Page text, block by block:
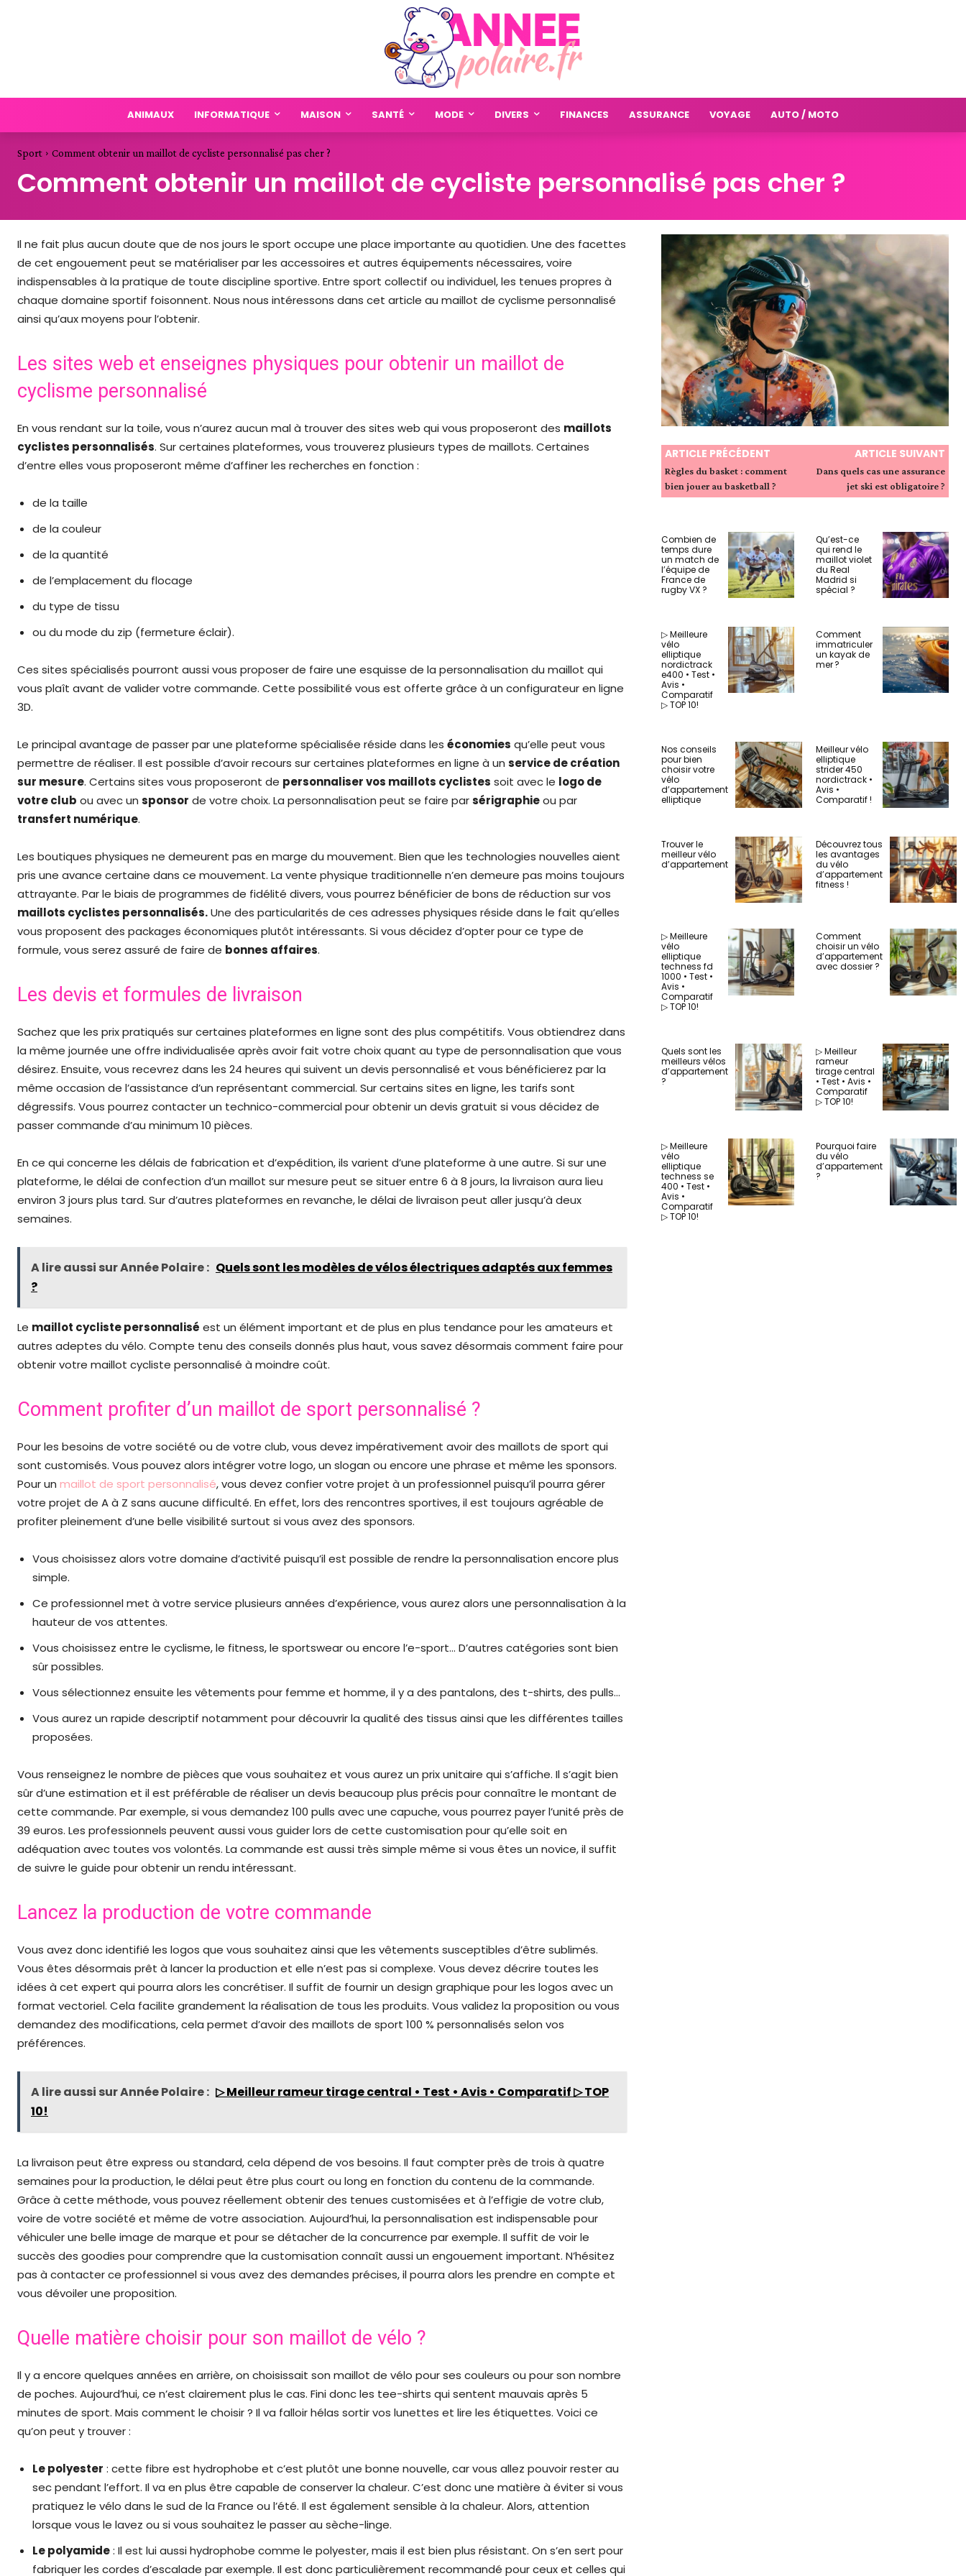
ANIMAUX INFORMATIQUE MAISON SANTÉ MODE DIVERS FINANCES ASSURANCE VOYAGE AUTO / MOTO
Sport Comment obtenir un maillot de cycliste personnalisé pas cher ?
Comment obtenir un maillot de cycliste personnalisé pas cher ?
Il ne fait plus aucun doute que de nos jours le sport occupe une place importante au quotidien. Une des facettes
de cet engouement peut se matérialiser par les accessoires et autres équipements nécessaires, voire
indispensables à la pratique de toute discipline sportive. Entre sport collectif ou individuel, les tenues propres à
chaque domaine sportif foisonnent. Nous nous intéressons dans cet article au maillot de cyclisme personnalisé
ainsi qu’aux moyens pour l’obtenir.
Les sites web et enseignes physiques pour obtenir un maillot de
cyclisme personnalisé
En vous rendant sur la toile, vous n’aurez aucun mal à trouver des sites web qui vous proposeront des maillots
cyclistes personnalisés. Sur certaines plateformes, vous trouverez plusieurs types de maillots. Certaines
d’entre elles vous proposeront même d’affiner les recherches en fonction :
de la taille
de la couleur
de la quantité
de l’emplacement du flocage
du type de tissu
ou du mode du zip (fermeture éclair).
Ces sites spécialisés pourront aussi vous proposer de faire une esquisse de la personnalisation du maillot qui
vous plaît avant de valider votre commande. Cette possibilité vous est offerte grâce à un configurateur en ligne
3D.
Le principal avantage de passer par une plateforme spécialisée réside dans les économies qu’elle peut vous
permettre de réaliser. Il est possible d’avoir recours sur certaines plateformes en ligne à un service de création
sur mesure. Certains sites vous proposeront de personnaliser vos maillots cyclistes soit avec le logo de
votre club ou avec un sponsor de votre choix. La personnalisation peut se faire parsérigraphieou par
transfert numérique.
Les boutiques physiques ne demeurent pas en marge du mouvement. Bien que les technologies nouvelles aient
pris une avance certaine dans ce mouvement. La vente physique traditionnelle n’en demeure pas moins toujours
attrayante. Par le biais de programmes de fidélité divers, vous pourrez bénéficier de bons de réduction sur vos
maillots cyclistes personnalisés.Une des particularités de ces adresses physiques réside dans le fait qu’elles
vous proposent des packages économiques plutôt intéressants. Si vous décidez d’opter pour ce type de
formule, vous serez assuré de faire de bonnes affaires.
Les devis et formules de livraison
Sachez que les prix pratiqués sur certaines plateformes en ligne sont des plus compétitifs. Vous obtiendrez dans
la même journée une offre individualisée après avoir fait votre choix quant au type de personnalisation que vous
désirez. Ensuite, vous recevrez dans les 24 heures qui suivent un devis personnalisé et vous bénéficierez par la
même occasion de l’assistance d’un représentant commercial. Sur certains sites en ligne, les tarifs sont
dégressifs. Vous pourrez contacter un technico-commercial pour obtenir un devis gratuit si vous décidez de
passer commande d’au minimum 10 pièces.
En ce qui concerne les délais de fabrication et d’expédition, ils varient d’une plateforme à une autre. Si sur une
plateforme, le délai de confection d’un maillot sur mesure peut se situer entre 6 à 8 jours, la livraison aura lieu
environ 3 jours plus tard. Sur d’autres plateformes en revanche, le délai de livraison peut aller jusqu’à deux
semaines.
A lire aussi sur Année Polaire : Quels sont les modèles de vélos électriques adaptés aux femmes
?
Le maillot cycliste personnalisé est un élément important et de plus en plus tendance pour les amateurs et
autres adeptes du vélo. Compte tenu des conseils donnés plus haut, vous savez désormais comment faire pour
obtenir votre maillot cycliste personnalisé à moindre coût.
Comment profiter d’un maillot de sport personnalisé ?
Pour les besoins de votre société ou de votre club, vous devez impérativement avoir des maillots de sport qui
sont customisés. Vous pouvez alors intégrer votre logo, un slogan ou encore une phrase et même les sponsors.
Pour un maillot de sport personnalisé, vous devez confier votre projet à un professionnel puisqu’il pourra gérer
votre projet de A à Z sans aucune difficulté. En effet, lors des rencontres sportives, il est toujours agréable de
profiter pleinement d’une belle visibilité surtout si vous avez des sponsors.
Vous choisissez alors votre domaine d’activité puisqu’il est possible de rendre la personnalisation encore plus
simple.
Ce professionnel met à votre service plusieurs années d’expérience, vous aurez alors une personnalisation à la
hauteur de vos attentes.
Vous choisissez entre le cyclisme, le fitness, le sportswear ou encore l’e-sport… D’autres catégories sont bien
sûr possibles.
Vous sélectionnez ensuite les vêtements pour femme et homme, il y a des pantalons, des t-shirts, des pulls…
Vous aurez un rapide descriptif notamment pour découvrir la qualité des tissus ainsi que les différentes tailles
proposées.
Vous renseignez le nombre de pièces que vous souhaitez et vous aurez un prix unitaire qui s’affiche. Il s’agit bien
sûr d’une estimation et il est préférable de réaliser un devis beaucoup plus précis pour connaître le montant de
cette commande. Par exemple, si vous demandez 100 pulls avec une capuche, vous pourrez payer l’unité près de
39 euros. Les professionnels peuvent aussi vous guider lors de cette customisation pour qu’elle soit en
adéquation avec toutes vos volontés. La commande est aussi très simple même si vous êtes un novice, il suffit
de suivre le guide pour obtenir un rendu intéressant.
Lancez la production de votre commande
Vous avez donc identifié les logos que vous souhaitez ainsi que les vêtements susceptibles d’être sublimés.
Vous êtes désormais prêt à lancer la production et elle n’est pas si complexe. Vous devez décrire toutes les
idées à cet expert qui pourra alors les concrétiser. Il suffit de fournir un design graphique pour les logos avec un
format vectoriel. Cela facilite grandement la réalisation de tous les produits. Vous validez la proposition ou vous
demandez des modifications, cela permet d’avoir des maillots de sport 100 % personnalisés selon vos
préférences.
A lire aussi sur Année Polaire : ▷ Meilleur rameur tirage central • Test • Avis • Comparatif ▷ TOP
10!
La livraison peut être express ou standard, cela dépend de vos besoins. Il faut compter près de trois à quatre
semaines pour la production, le délai peut être plus court ou long en fonction du contenu de la commande.
Grâce à cette méthode, vous pouvez réellement obtenir des tenues customisées et à l’effigie de votre club,
voire de votre société et même de votre association. Aujourd’hui, la personnalisation est indispensable pour
véhiculer une belle image de marque et pour se détacher de la concurrence par exemple. Il suffit de voir le
succès des goodies pour comprendre que la customisation connaît aussi un engouement important. N’hésitez
pas à contacter ce professionnel si vous avez des demandes précises, il pourra alors les prendre en compte et
vous dévoiler une proposition.
Quelle matière choisir pour son maillot de vélo ?
Il y a encore quelques années en arrière, on choisissait son maillot de vélo pour ses couleurs ou pour son nombre
de poches. Aujourd’hui, ce n’est clairement plus le cas. Fini donc les tee-shirts qui sentent mauvais après 5
minutes de sport. Mais comment le choisir ? Il va falloir hélas sortir vos lunettes et lire les étiquettes. Voici ce
qu’on peut y trouver :
Le polyester : cette fibre est hydrophobe et c’est plutôt une bonne nouvelle, car vous allez pouvoir rester au
sec pendant l’effort. Il va en plus être capable de conserver la chaleur. C’est donc une matière à éviter si vous
pratiquez le vélo dans le sud de la France ou l’été. Il est également sensible à la chaleur. Alors, attention
lorsque vous le lavez ou si vous souhaitez le passer au sèche-linge.
Le polyamide: Il est lui aussi hydrophobe comme le polyester, mais il est bien plus résistant. On s’en sert pour
fabriquer les cordes d’escalade par exemple. Il est donc particulièrement recommandé pour ceux et celles qui
ARTICLE PRÉCÉDENT
Règles du basket : comment
bien jouer au basketball ?
ARTICLE SUIVANT
Dans quels cas une assurance
jet ski est obligatoire ?
Combien de
temps dure
un match de
l’équipe de
France de
rugby VX ?
Qu’est-ce
qui rend le
maillot violet
du Real
Madrid si
spécial ?
▷ Meilleure
vélo
elliptique
nordictrack
e400 • Test •
Avis •
Comparatif
▷ TOP 10!
Comment
immatriculer
un kayak de
mer ?
Nos conseils
pour bien
choisir votre
vélo
d’appartement
elliptique
Meilleur vélo
elliptique
strider 450
nordictrack •
Avis •
Comparatif !
Trouver le
meilleur vélo
d’appartement
Découvrez tous
les avantages
du vélo
d’appartement
fitness !
▷ Meilleure
vélo
elliptique
techness fd
1000 • Test •
Avis •
Comparatif
▷ TOP 10!
Comment
choisir un vélo
d’appartement
avec dossier ?
Quels sont les
meilleurs vélos
d’appartement
?
▷ Meilleur
rameur
tirage central
• Test • Avis •
Comparatif
▷ TOP 10!
▷ Meilleure
vélo
elliptique
techness se
400 • Test •
Avis •
Comparatif
▷ TOP 10!
Pourquoi faire
du vélo
d’appartement
?